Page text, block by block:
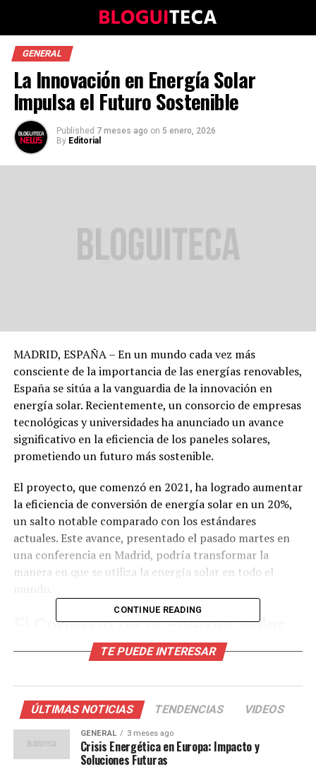
GENERAL
La Innovación en Energía Solar
Impulsa el Futuro Sostenible
Published 7 meses ago on 5 enero, 2026
By Editorial
MADRID, ESPAÑA – En un mundo cada vez más
consciente de la importancia de las energías renovables,
España se sitúa a la vanguardia de la innovación en
energía solar. Recientemente, un consorcio de empresas
tecnológicas y universidades ha anunciado un avance
significativo en la eficiencia de los paneles solares,
prometiendo un futuro más sostenible.
El proyecto, que comenzó en 2021, ha logrado aumentar
la eficiencia de conversión de energía solar en un 20%,
un salto notable comparado con los estándares
actuales. Este avance, presentado el pasado martes en
una conferencia en Madrid, podría transformar la
manera en que se utiliza la energía solar en todo el
El Contexto de la Energía Solar
en España
España ha sido durante mucho tiempo un líder en el uso
de energía solar, gracias a su clima soleado y a políticas
gubernamentales favorables. En 2022, el país generó
más del 10% de su electricidad a partir de fuentes
solares, un récord que sigue creciendo.
CONTINUE READING
TE PUEDE INTERESAR
ÚLTIMAS NOTICIAS TENDENCIAS VIDEOS
GENERAL 3 meses ago
Crisis Energética en Europa: Impacto y
Soluciones Futuras